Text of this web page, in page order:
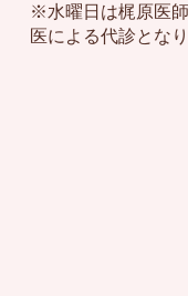
※水曜日は梶原医
医による代診となり